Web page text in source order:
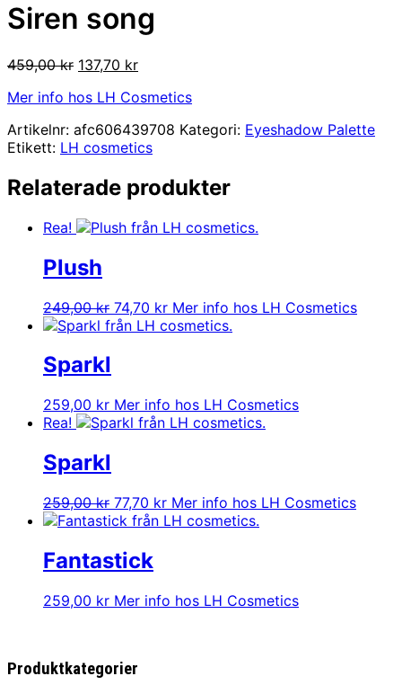
Siren song
459,00kr Det
priset
459,00 kr.
137,70 krDet
priset
137,70 kr.
Mer info hos LH Cosmetics
Artikelnr: afc606439708 Kategori: Eyeshadow Palette
Etikett: LH cosmetics
Relaterade produkter
Rea!
Plush
249,00kr Det
ursprungliga
74,70 krDet
nuvarande
Mer info hos LH Cosmetics
Sparkl
259,00 kr Mer info hos LH Cosmetics
Rea!
Sparkl
259,00kr Det
ursprungliga
var:
259,00 kr.
77,70 krDet
nuvarande
Mer info hos LH Cosmetics
Fantastick
259,00 kr Mer info hos LH Cosmetics
Produktkategorier